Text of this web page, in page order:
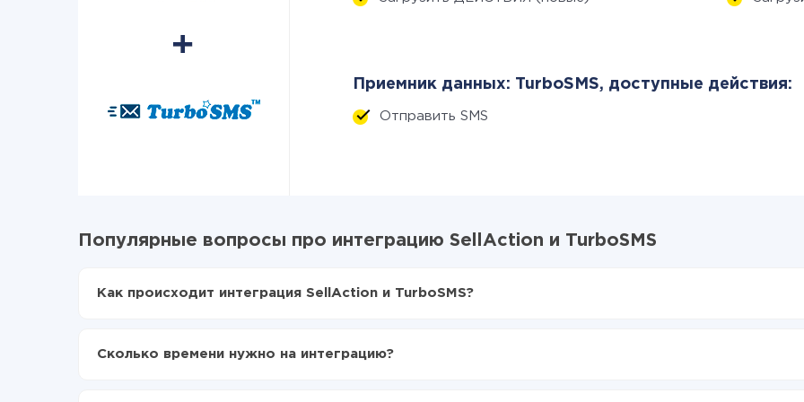
Приемник данных: TurboSMS, доступные действия:
Отправить SMS
Популярные вопросы про интеграцию SellAction и TurboSMS
Как происходит интеграция SellAction и TurboSMS?
Включаете автообновление
Сколько времени нужно на интеграцию?